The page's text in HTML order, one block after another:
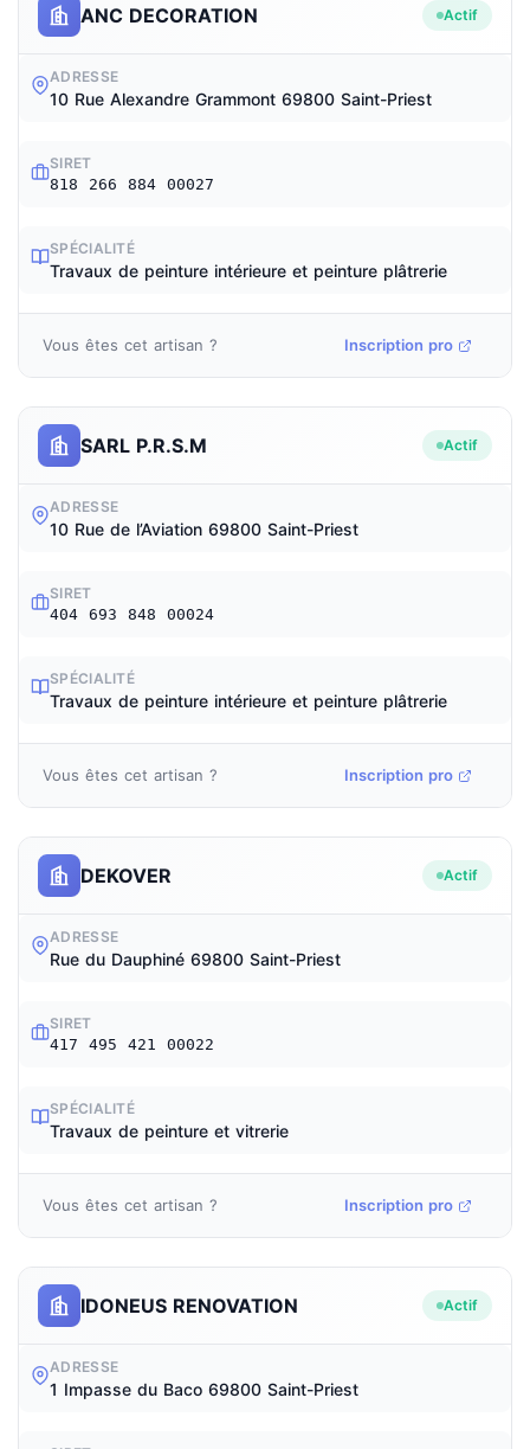
ANC DECORATION Actif
ADRESSE
10 Rue Alexandre Grammont 69800 Saint-Priest
SIRET
818 266 884 00027
SPÉCIALITÉ
Travaux de peinture intérieure et peinture plâtrerie
Vous êtes cet artisan ? Inscription pro
SARL P.R.S.M Actif
ADRESSE
10 Rue de l’Aviation 69800 Saint-Priest
SIRET
404 693 848 00024
SPÉCIALITÉ
Travaux de peinture intérieure et peinture plâtrerie
Vous êtes cet artisan ? Inscription pro
DEKOVER Actif
ADRESSE
Rue du Dauphiné 69800 Saint-Priest
SIRET
417 495 421 00022
SPÉCIALITÉ
Travaux de peinture et vitrerie
Vous êtes cet artisan ? Inscription pro
IDONEUS RENOVATION Actif
ADRESSE
1 Impasse du Baco 69800 Saint-Priest